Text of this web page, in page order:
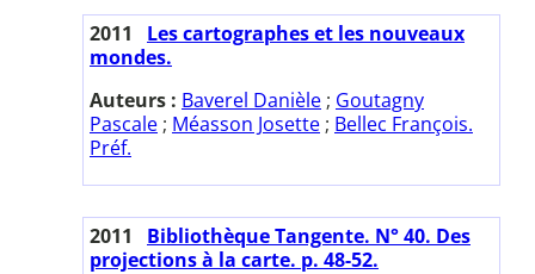
2011
Les cartographes et les nouveaux
mondes.
Auteurs : Baverel Danièle ; Goutagny
Pascale ; Méasson Josette ; Bellec François.
Préf.
2011
Bibliothèque Tangente. N° 40. Des
projections à la carte. p. 48-52.